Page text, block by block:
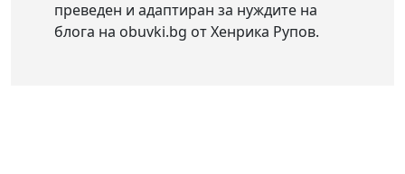
преведен и адаптиран за нуждите на
блога на obuvki.bg от Хенрика Рупов.